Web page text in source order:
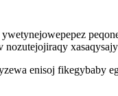
enisoj fikegybaby